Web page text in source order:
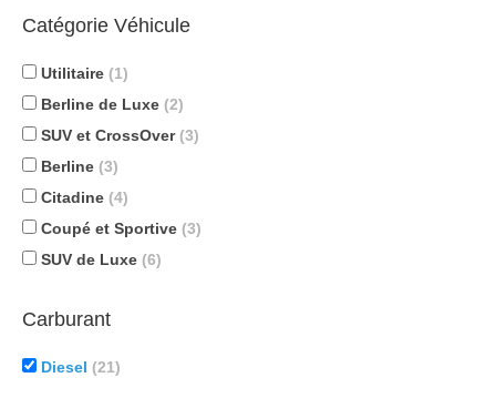
Catégorie Véhicule
Utilitaire (1)
Berline de Luxe (2)
SUV et CrossOver (3)
Berline (3)
Citadine (4)
Coupé et Sportive (3)
SUV de Luxe (6)
Carburant
Diesel (21)